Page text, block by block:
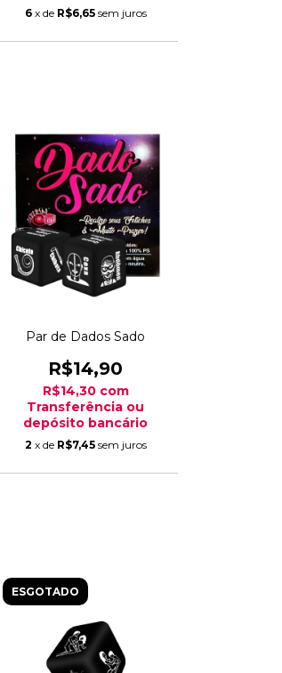
6 x de R$6,65 sem juros
Par de Dados Sado
R$14,90
R$14,30 com
Transferência ou
depósito bancário
2 x de R$7,45 sem juros
ESGOTADO